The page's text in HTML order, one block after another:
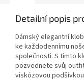
Detailní popis
Dámský elegantní
ke každodennímu
společnosti. S tímto
pozvednete svůj
viskózovou